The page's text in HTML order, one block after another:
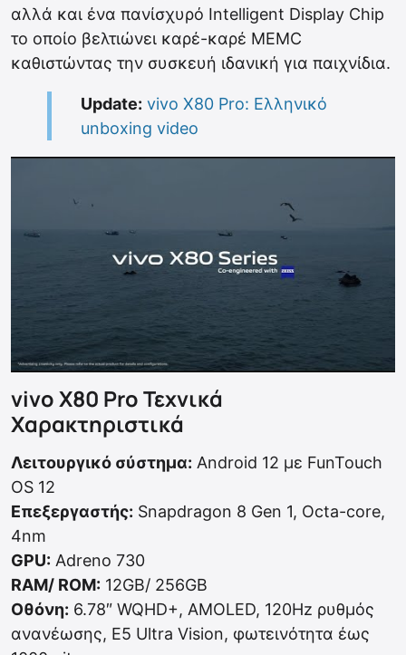
αλλά και ένα πανίσχυρό Intelligent Display Chip
το οποίο βελτιώνει καρέ-καρέ MEMC
καθιστώντας την συσκευή ιδανική για παιχνίδια.
Update: vivo X80 Pro: Ελληνικό
unboxing video
vivo X80 Pro Τεχνικά
Χαρακτηριστικά
Λειτουργικό σύστημα: Android 12 με FunTouch
OS 12
Επεξεργαστής: Snapdragon 8 Gen 1, Octa-core,
4nm
GPU: Adreno 730
RAM/ ROM: 12GB/ 256GB
Οθόνη: 6.78″ WQHD+, AMOLED, 120Hz ρυθμός
ανανέωσης, E5 Ultra Vision, φωτεινότητα έως